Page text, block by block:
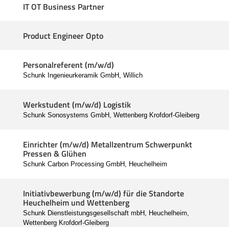
IT OT Business Partner
Product Engineer Opto
Personalreferent (m/w/d)
Schunk Ingenieurkeramik GmbH, Willich
Werkstudent (m/w/d) Logistik
Schunk Sonosystems GmbH, Wettenberg Krofdorf-Gleiberg
Einrichter (m/w/d) Metallzentrum Schwerpunkt
Pressen & Glühen
Schunk Carbon Processing GmbH, Heuchelheim
Initiativbewerbung (m/w/d) für die Standorte
Heuchelheim und Wettenberg
Schunk Dienstleistungsgesellschaft mbH, Heuchelheim,
Wettenberg Krofdorf-Gleiberg